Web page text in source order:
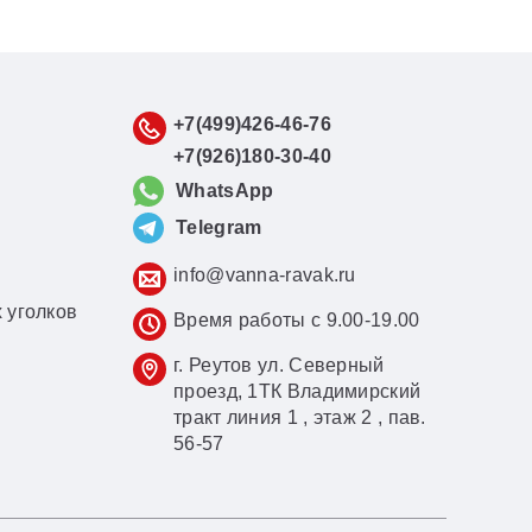
+7(499)426-46-76
+7(926)180-30-40
WhatsApp
Telegram
info@vanna-ravak.ru
Время работы с 9.00-19.00
г. Реутов ул. Северный
проезд, 1ТК Владимирский
тракт линия 1 , этаж 2 , пав.
56-57